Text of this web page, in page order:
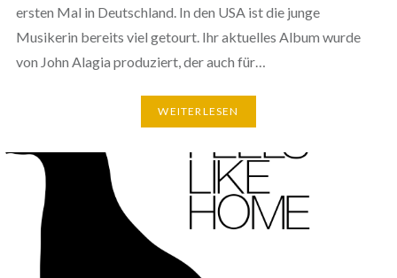
ersten Mal in Deutschland. In den USA ist die junge
Musikerin bereits viel getourt. Ihr aktuelles Album wurde
von John Alagia produziert, der auch für…
WEITERLESEN